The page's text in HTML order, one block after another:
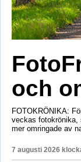
och
FOTOKRÖNIKA:
veckas fotokrönika,
mer omringade av
7 augusti 2026